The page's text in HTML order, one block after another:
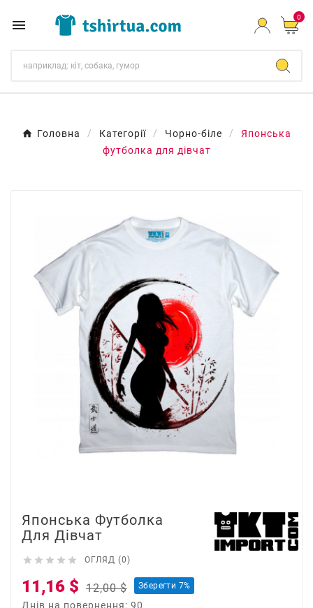
 0
Головна Категорії Чорно-біле
Японська
футболка для дівчат
Японська Футболка
Для Дівчат
     ОГЛЯД (0)
11,16 $ 12,00 $ Зберегти 7%
Днів на повернення: 90